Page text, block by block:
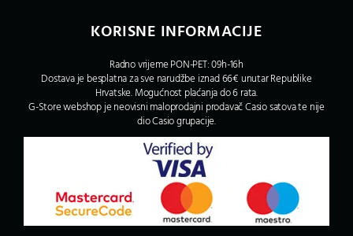
KORISNE INFORMACIJE
Radno vrijeme PON-PET: 09h-16h
Dostava je besplatna za sve narudžbe iznad 66€ unutar Republike
Hrvatske. Mogućnost plaćanja do 6 rata.
G-Store webshop je neovisni maloprodajni prodavač Casio satova te nije
dio Casio grupacije.